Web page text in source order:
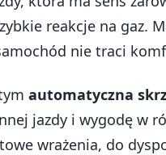
reakcje na gaz.
nie traci
automatyczna
jazdy i wygodę w
wrażenia, do